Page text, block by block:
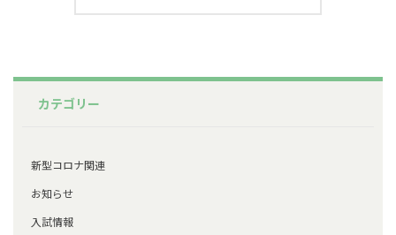
カテゴリー
新型コロナ関連
お知らせ
入試情報